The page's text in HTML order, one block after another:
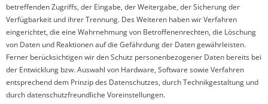
betreffenden Zugriffs, der Eingabe, der Weitergabe, der Sicherung der
Verfügbarkeit und ihrer Trennung. Des Weiteren haben wir Verfahren
eingerichtet, die eine Wahrnehmung von Betroffenenrechten, die Löschung
von Daten und Reaktionen auf die Gefährdung der Daten gewährleisten.
Ferner berücksichtigen wir den Schutz personenbezogener Daten bereits bei
der Entwicklung bzw. Auswahl von Hardware, Software sowie Verfahren
entsprechend dem Prinzip des Datenschutzes, durch Technikgestaltung und
durch datenschutzfreundliche Voreinstellungen.